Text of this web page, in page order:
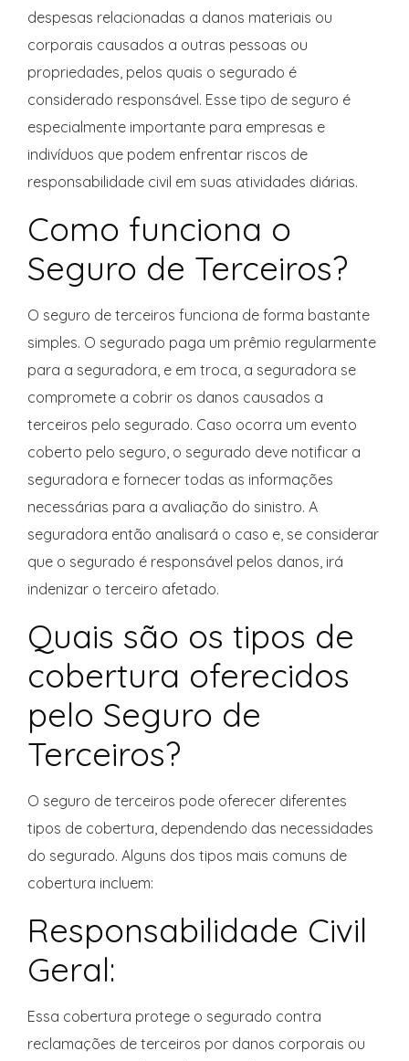
despesas relacionadas a danos materiais ou
corporais causados a outras pessoas ou
propriedades, pelos quais o segurado é
considerado responsável. Esse tipo de seguro é
especialmente importante para empresas e
indivíduos que podem enfrentar riscos de
responsabilidade civil em suas atividades diárias.
Como funciona o
Seguro de Terceiros?
O seguro de terceiros funciona de forma bastante
simples. O segurado paga um prêmio regularmente
para a seguradora, e em troca, a seguradora se
compromete a cobrir os danos causados a
terceiros pelo segurado. Caso ocorra um evento
coberto pelo seguro, o segurado deve notificar a
seguradora e fornecer todas as informações
necessárias para a avaliação do sinistro. A
seguradora então analisará o caso e, se considerar
que o segurado é responsável pelos danos, irá
indenizar o terceiro afetado.
Quais são os tipos de
cobertura oferecidos
pelo Seguro de
Terceiros?
O seguro de terceiros pode oferecer diferentes
tipos de cobertura, dependendo das necessidades
do segurado. Alguns dos tipos mais comuns de
cobertura incluem:
Responsabilidade Civil
Geral:
Essa cobertura protege o segurado contra
reclamações de terceiros por danos corporais ou